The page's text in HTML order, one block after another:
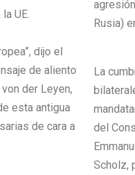
UE.
dijo el
de aliento
der Leyen,
esta antigua
de cara a
Rusia)
La
del
Scholz,